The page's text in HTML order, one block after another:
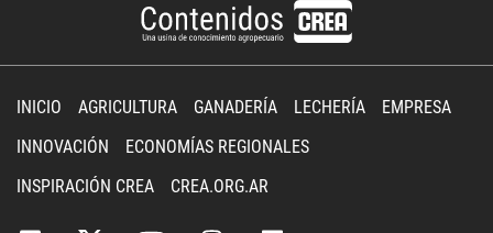
INICIO AGRICULTURA GANADERÍA LECHERÍA
EMPRESA
INNOVACIÓN
ECONOMÍAS REGIONALES
INSPIRACIÓN CREA
CREA.ORG.AR